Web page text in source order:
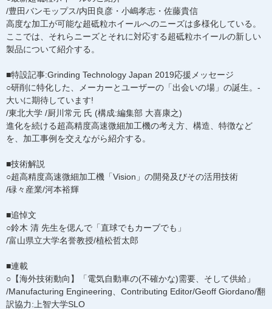
/豊田バンモップス/内田良彦・小嶋孝志・佐藤貴信
高度な加工が可能な超砥粒ホイールへのニーズは多様化している。
ここでは、それらニーズとそれに対応する超砥粒ホイールの新しい
製品について紹介する。
■特設記事:Grinding Technology Japan 2019応援メッセージ
○研削に特化した、メーカーとユーザーの「出会いの場」の誕生。-
大いに期待しています!
/東北大学 /厨川常元 氏 (構成:編集部 大喜康之)
進化を続ける超高精度高速微細加工機の考え方、構造、特徴など
を、加工事例を交えながら紹介する。
■技術解説
○超高精度高速微細加工機「Vision」の開発及びその活用技術
/碌々産業/河本裕輝
■追悼文
○鈴木 清 先生を偲んで「直球でもカーブでも」
/富山県立大学名誉教授/植松哲太郎
■連載
○【海外技術動向】「電気自動車の(不確かな)需要、そして供給」
/Manufacturing Engineering、Contributing Editor/Geoff Giordano/翻
訳協力:上智大学SLO